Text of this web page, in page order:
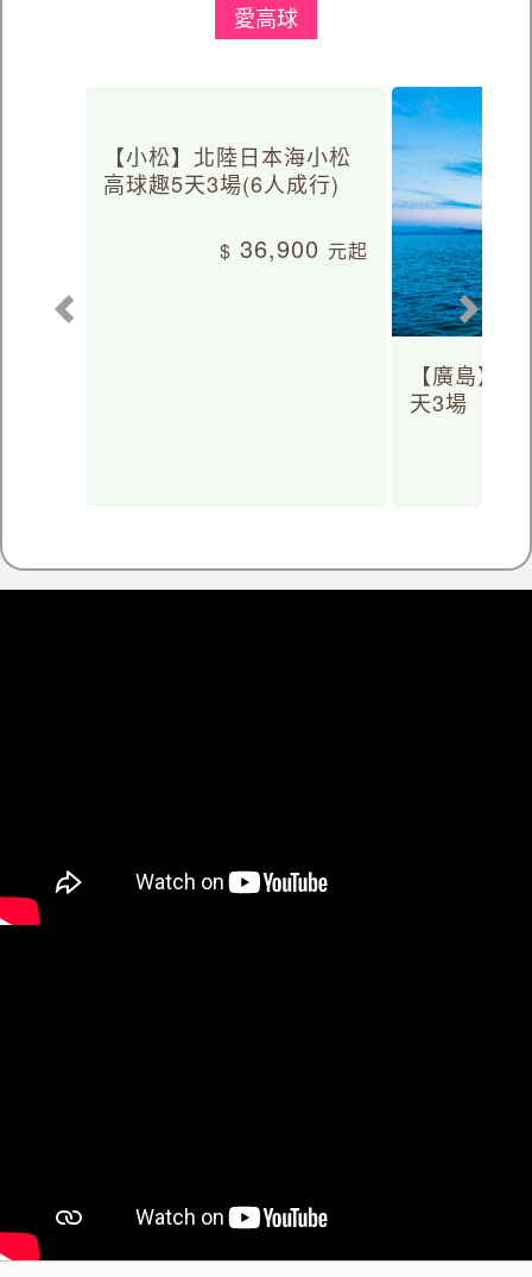
愛高球
【小松】北陸日本海小松
高球趣5天3場(6人成行)
36,900
【廣島】
天3場